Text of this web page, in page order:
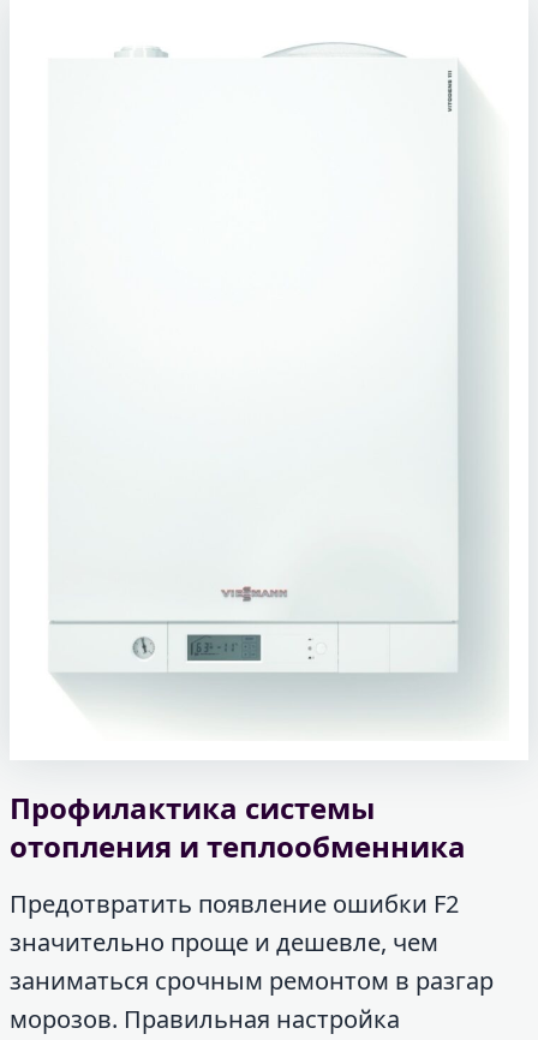
Профилактика системы
отопления и теплообменника
Предотвратить появление ошибки F2
значительно проще и дешевле, чем
заниматься срочным ремонтом в разгар
морозов. Правильная настройка